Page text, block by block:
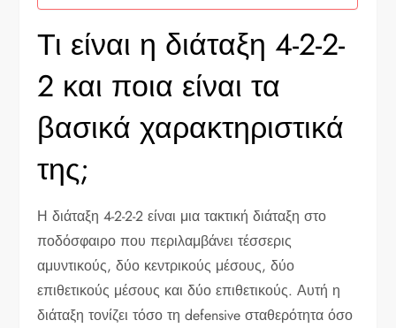
Τι είναι η διάταξη 4-2-2-
2 και ποια είναι τα
βασικά χαρακτηριστικά
της;
Η διάταξη 4-2-2-2 είναι μια τακτική διάταξη στο
ποδόσφαιρο που περιλαμβάνει τέσσερις
αμυντικούς, δύο κεντρικούς μέσους, δύο
επιθετικούς μέσους και δύο επιθετικούς. Αυτή η
διάταξη τονίζει τόσο τη defensive σταθερότητα όσο